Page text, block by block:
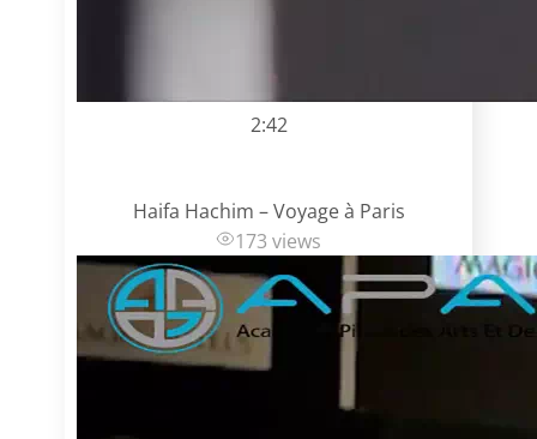
2:42
Haifa Hachim – Voyage à Paris
173 views